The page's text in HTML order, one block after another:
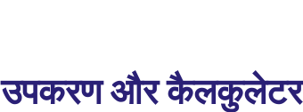
उपकरण और कैलकुलेटर